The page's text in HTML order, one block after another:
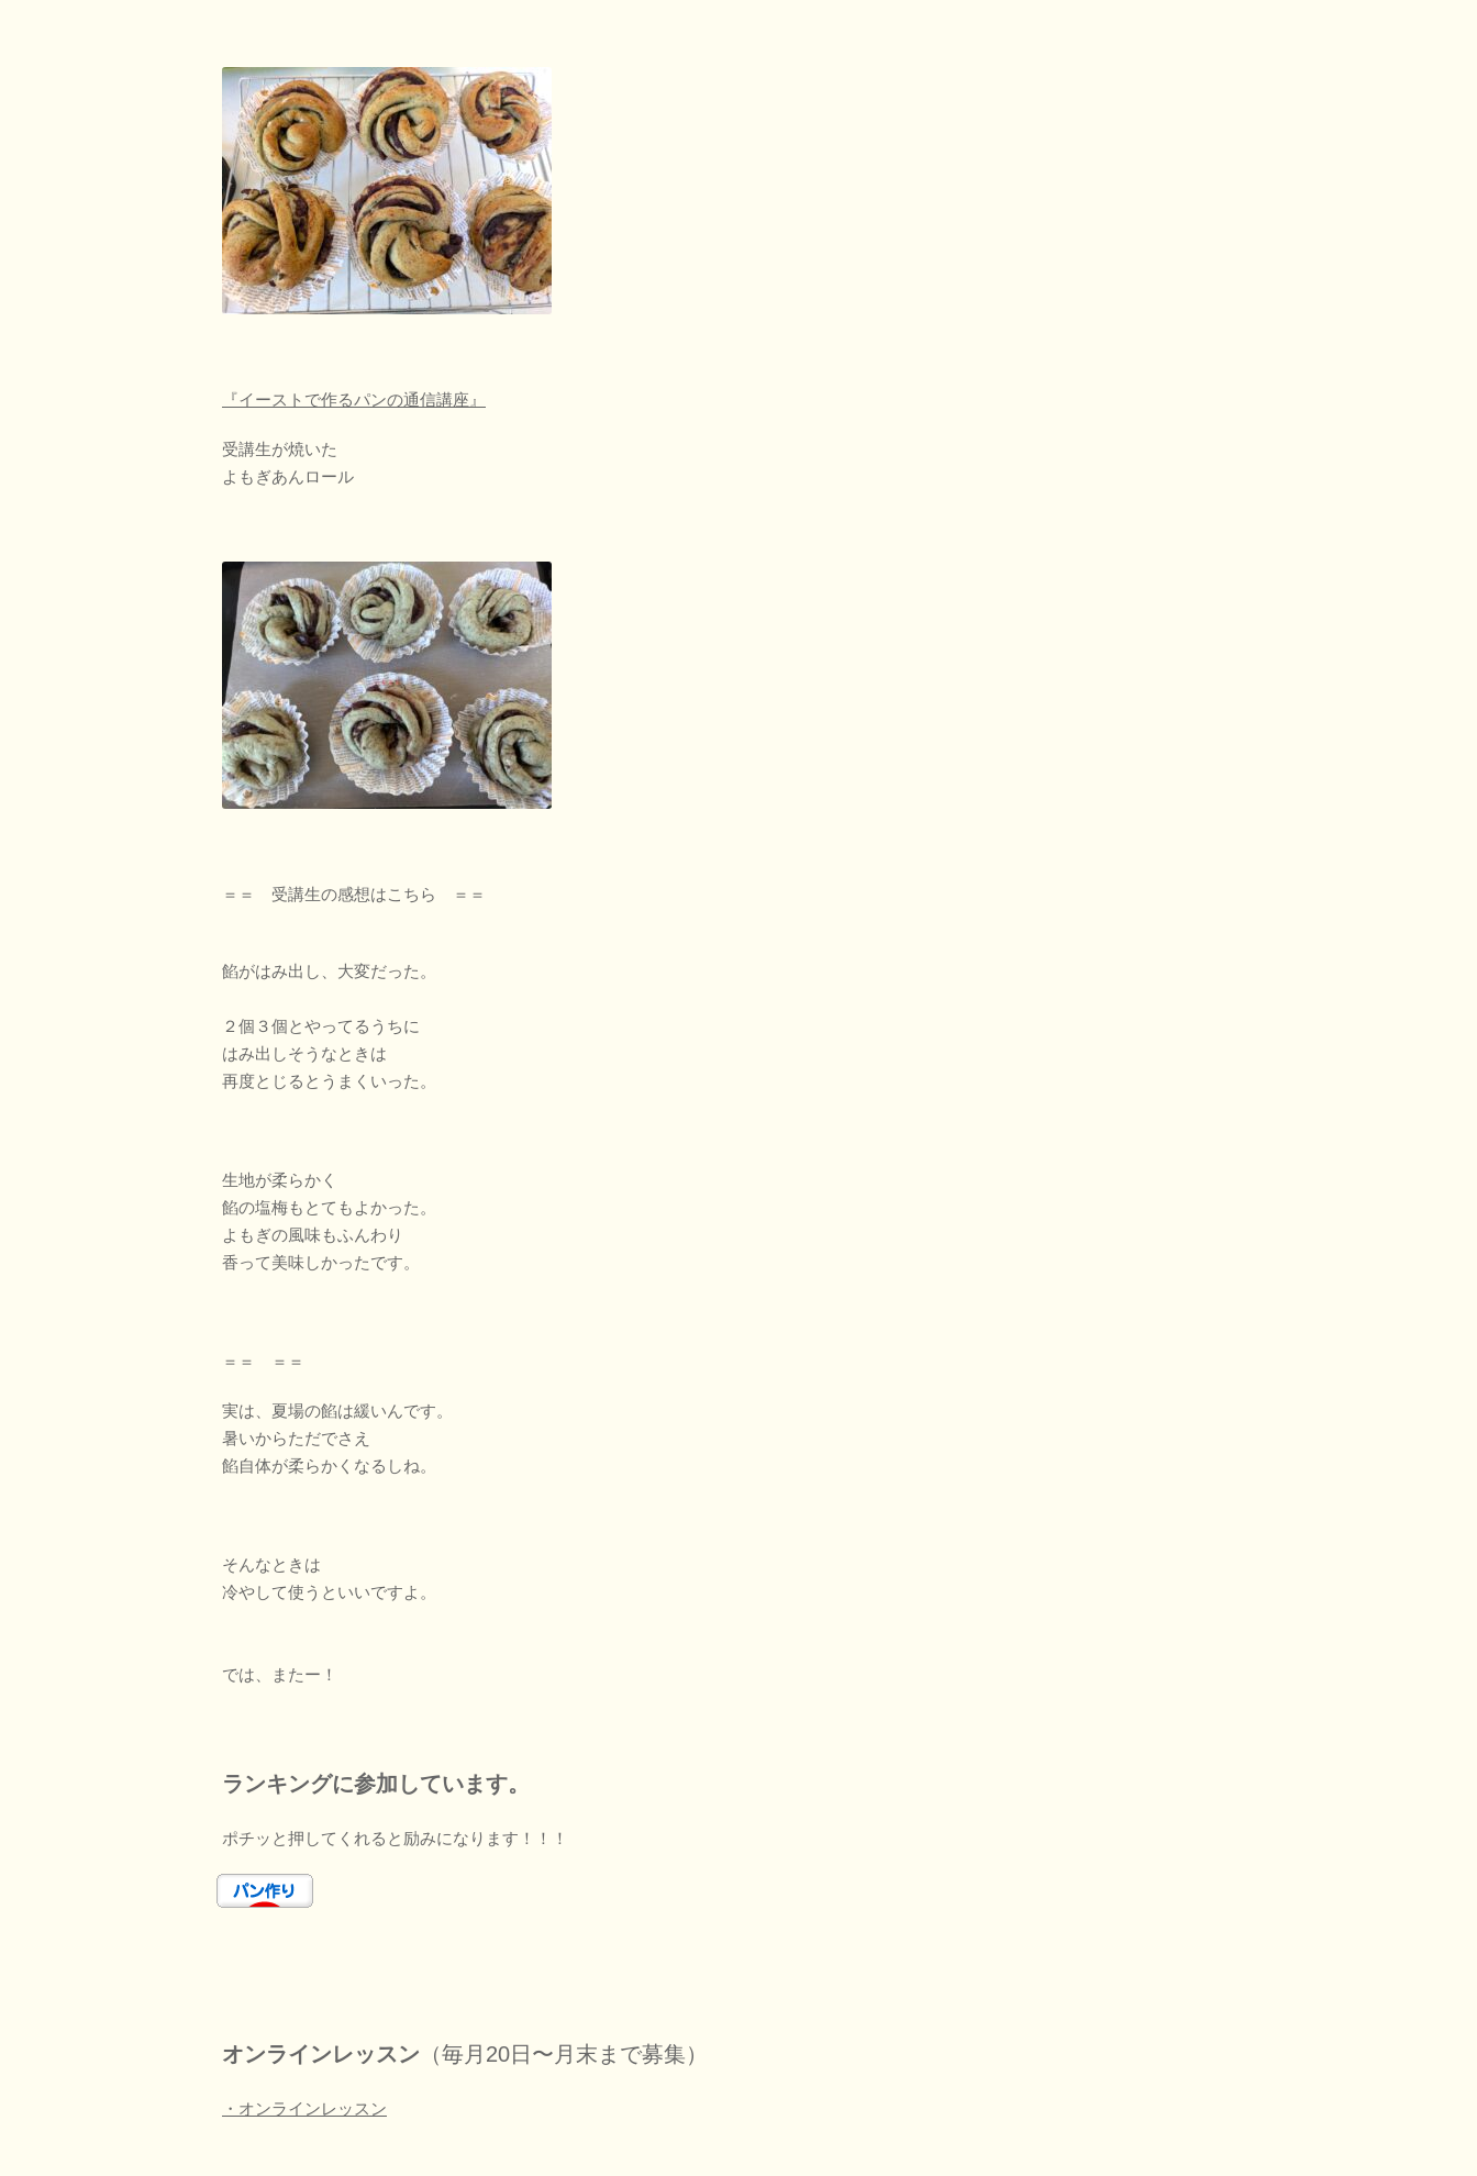
『イーストで作るパンの通信講座』
受講生が焼いた
よもぎあんロール
＝＝ 受講生の感想はこちら ＝＝
餡がはみ出し、大変だった。
２個３個とやってるうちに
はみ出しそうなときは
再度とじるとうまくいった。
生地が柔らかく
餡の塩梅もとてもよかった。
よもぎの風味もふんわり
香って美味しかったです。
＝＝ ＝＝
実は、夏場の餡は緩いんです。
暑いからただでさえ
餡自体が柔らかくなるしね。
そんなときは
冷やして使うといいですよ。
では、またー！
ランキングに参加しています。
ポチッと押してくれると励みになります！！！
オンラインレッスン （毎月20日〜月末まで募集）
・オンラインレッスン